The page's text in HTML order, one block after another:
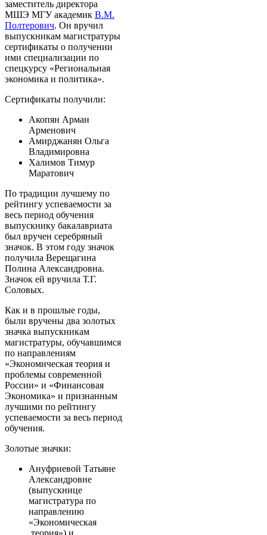
заместитель директора
МШЭ МГУ академик В.М.
Полтерович. Он вручил
выпускникам магистратуры
сертификаты о получении
ими специализации по
спецкурсу «Региональная
экономика и политика».
Сертификаты получили:
Акопян Арман
Арменович
Амирджанян Ольга
Владимировна
Халимов Тимур
Маратович
По традиции лучшему по
рейтингу успеваемости за
весь период обучения
выпускнику бакалавриата
был вручен серебряный
значок. В этом году значок
получила Верещагина
Полина Александровна.
Значок ей вручила Т.Г.
Соловых.
Как и в прошлые годы,
были вручены два золотых
значка выпускникам
магистратуры, обучавшимся
по направлениям
«Экономическая теория и
проблемы современной
России» и «Финансовая
Экономика» и признанным
лучшими по рейтингу
успеваемости за весь период
обучения.
Золотые значки:
Ануфриевой Татьяне
Александровне
(выпускнице
магистратура по
направлению
«Экономическая
теория») и